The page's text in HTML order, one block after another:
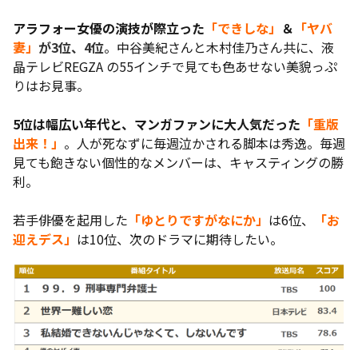
アラフォー女優の演技が際立った 「できしな」 ＆ 「ヤバ
妻」 が3位、4位。中谷美紀さんと木村佳乃さん共に、液
晶テレビREGZA の55インチで見ても色あせない美貌っぷ
りはお見事。
5位は幅広い年代と、マンガファンに大人気だった 「重版
出来！」 。人が死なずに毎週泣かされる脚本は秀逸。毎週
見ても飽きない個性的なメンバーは、キャスティングの勝
利。
若手俳優を起用した 「ゆとりですがなにか」 は6位、
「お
迎えデス」 は10位、次のドラマに期待したい。